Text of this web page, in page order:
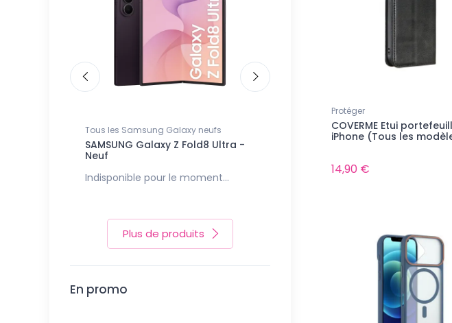
Tous les Samsung Galaxy neufs
SAMSUNG Galaxy Z Fold8 Ultra -
Neuf
Indisponible pour le moment...
Tous les Samsung Galaxy neufs
SAMSUNG Galaxy Z Fold8 - Neuf
Indisponible pour le moment...
Plus de produits
En promo
Protéger
COVERME Etui
iPhone (Tous les
14,90 €